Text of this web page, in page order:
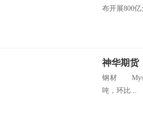
布开展800
神华期货
钢材
吨，环比...